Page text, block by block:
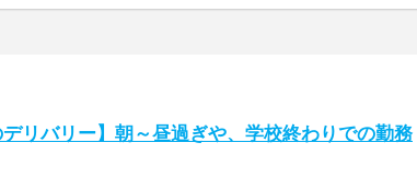
デリバリー】朝～昼過ぎや、学校終わりでの勤務